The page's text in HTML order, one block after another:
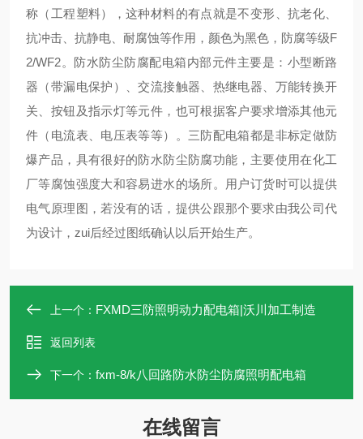
称（工程塑料），这种材料的有点就是不变形、抗老化、
抗冲击、抗静电、耐腐蚀等作用，颜色为黑色，防腐等级F
2/WF2。防水防尘防腐配电箱内部元件主要是：小型断路
器（带漏电保护）、交流接触器、热继电器、万能转换开
关、按钮及指示灯等元件，也可根据客户要求增添其他元
件（电流表、电压表等等）。三防配电箱都是非标定做防
爆产品，具有很好的防水防尘防腐功能，主要使用在化工
厂等腐蚀强度大和容易进水的场所。用户订货时可以提供
电气原理图，若没有的话，提供公跟那个要求由我公司代
为设计，zui后经过图纸确认以后开始生产。
上一个： FXMD三防照明动力配电箱|沃川加工制造
返回列表
下一个： fxm-8/k八回路防水防尘防腐照明配电箱
在线留言